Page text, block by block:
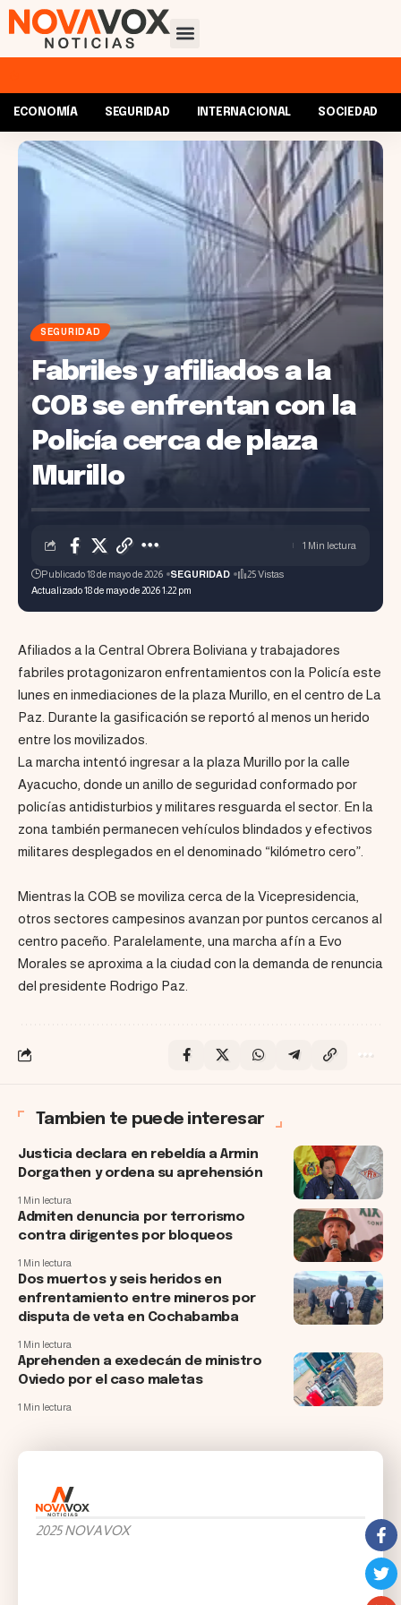
ECONOMÍA SEGURIDAD INTERNACIONAL SOCIEDAD
SEGURIDAD
Fabriles y afiliados a la
COB se enfrentan con la
Policía cerca de plaza
Murillo
Actualizado 18 de mayo de 2026 1:22 pm
Publicado 18 de mayo de 2026 SEGURIDAD 25 Vistas
1 Min lectura
Afiliados a la Central Obrera Boliviana y trabajadores
fabriles protagonizaron enfrentamientos con la Policía este
lunes en inmediaciones de la plaza Murillo, en el centro de La
Paz. Durante la gasificación se reportó al menos un herido
entre los movilizados.
La marcha intentó ingresar a la plaza Murillo por la calle
Ayacucho, donde un anillo de seguridad conformado por
policías antidisturbios y militares resguarda el sector. En la
zona también permanecen vehículos blindados y efectivos
militares desplegados en el denominado “kilómetro cero”.
Mientras la COB se moviliza cerca de la Vicepresidencia,
otros sectores campesinos avanzan por puntos cercanos al
centro paceño. Paralelamente, una marcha afín a Evo
Morales se aproxima a la ciudad con la demanda de renuncia
del presidente Rodrigo Paz.
Tambien te puede interesar
Justicia declara en rebeldía a Armin
Dorgathen y ordena su aprehensión
1 Min lectura
Admiten denuncia por terrorismo
contra dirigentes por bloqueos
1 Min lectura
Dos muertos y seis heridos en
enfrentamiento entre mineros por
disputa de veta en Cochabamba
1 Min lectura
Aprehenden a exedecán de ministro
Oviedo por el caso maletas
1 Min lectura
2025 NOVAVOX